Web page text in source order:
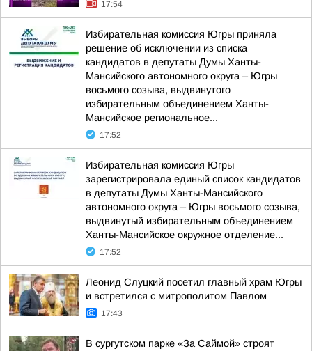
17:54
Избирательная комиссия Югры приняла
решение об исключении из списка
кандидатов в депутаты Думы Ханты-
Мансийского автономного округа – Югры
восьмого созыва, выдвинутого
избирательным объединением Ханты-
Мансийское региональное...
17:52
Избирательная комиссия Югры
зарегистрировала единый список кандидатов
в депутаты Думы Ханты-Мансийского
автономного округа – Югры восьмого созыва,
выдвинутый избирательным объединением
Ханты-Мансийское окружное отделение...
17:52
Леонид Слуцкий посетил главный храм Югры
и встретился с митрополитом Павлом
17:43
В сургутском парке «За Саймой» строят